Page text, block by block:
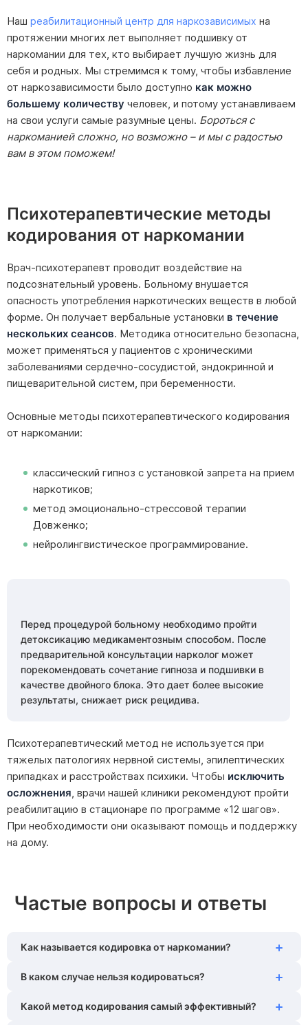
Наш реабилитационный центр для наркозависимых на
протяжении многих лет выполняет подшивку от
наркомании для тех, кто выбирает лучшую жизнь для
себя и родных. Мы стремимся к тому, чтобы избавление
от наркозависимости было доступно как можно
большему количеству человек, и потому устанавливаем
на свои услуги самые разумные цены. Бороться с
наркоманией сложно, но возможно – и мы с радостью
вам в этом поможем!
Психотерапевтические методы
кодирования от наркомании
Врач-психотерапевт проводит воздействие на
подсознательный уровень. Больному внушается
опасность употребления наркотических веществ в любой
форме. Он получает вербальные установки в течение
нескольких сеансов. Методика относительно безопасна,
может применяться у пациентов с хроническими
заболеваниями сердечно-сосудистой, эндокринной и
пищеварительной систем, при беременности.
Основные методы психотерапевтического кодирования
от наркомании:
классический гипноз с установкой запрета на прием
наркотиков;
метод эмоционально-стрессовой терапии
Довженко;
нейролингвистическое программирование.
Перед процедурой больному необходимо пройти
детоксикацию медикаментозным способом. После
предварительной консультации нарколог может
порекомендовать сочетание гипноза и подшивки в
качестве двойного блока. Это дает более высокие
результаты, снижает риск рецидива.
Психотерапевтический метод не используется при
тяжелых патологиях нервной системы, эпилептических
припадках и расстройствах психики. Чтобы исключить
осложнения, врачи нашей клиники рекомендуют пройти
реабилитацию в стационаре по программе «12 шагов».
При необходимости они оказывают помощь и поддержку
на дому.
Частые вопросы и ответы
Как называется кодировка от наркомании?
В медицине это называется «блокирующая терапия»
между человеком и веществом — физический или
В каком случае нельзя кодироваться?
Кодирование не проводят в состоянии острой
Какой метод кодирования самый эффективный?